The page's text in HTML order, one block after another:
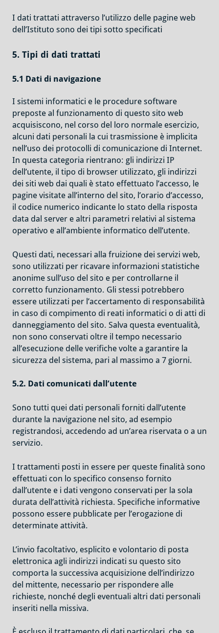
I dati trattati attraverso l’utilizzo delle pagine web
dell’Istituto sono dei tipi sotto specificati
5. Tipi di dati trattati
5.1 Dati di navigazione
I sistemi informatici e le procedure software
preposte al funzionamento di questo sito web
acquisiscono, nel corso del loro normale esercizio,
alcuni dati personali la cui trasmissione è implicita
nell’uso dei protocolli di comunicazione di Internet.
In questa categoria rientrano: gli indirizzi IP
dell’utente, il tipo di browser utilizzato, gli indirizzi
dei siti web dai quali è stato effettuato l’accesso, le
pagine visitate all’interno del sito, l’orario d’accesso,
il codice numerico indicante lo stato della risposta
data dal server e altri parametri relativi al sistema
operativo e all’ambiente informatico dell’utente.
Questi dati, necessari alla fruizione dei servizi web,
sono utilizzati per ricavare informazioni statistiche
anonime sull’uso del sito e per controllarne il
corretto funzionamento. Gli stessi potrebbero
essere utilizzati per l’accertamento di responsabilità
in caso di compimento di reati informatici o di atti di
danneggiamento del sito. Salva questa eventualità,
non sono conservati oltre il tempo necessario
all’esecuzione delle verifiche volte a garantire la
sicurezza del sistema, pari al massimo a 7 giorni.
5.2. Dati comunicati dall’utente
Sono tutti quei dati personali forniti dall’utente
durante la navigazione nel sito, ad esempio
registrandosi, accedendo ad un’area riservata o a un
servizio.
I trattamenti posti in essere per queste finalità sono
effettuati con lo specifico consenso fornito
dall’utente e i dati vengono conservati per la sola
durata dell’attività richiesta. Specifiche informative
possono essere pubblicate per l’erogazione di
determinate attività.
L’invio facoltativo, esplicito e volontario di posta
elettronica agli indirizzi indicati su questo sito
comporta la successiva acquisizione dell’indirizzo
del mittente, necessario per rispondere alle
richieste, nonché degli eventuali altri dati personali
inseriti nella missiva.